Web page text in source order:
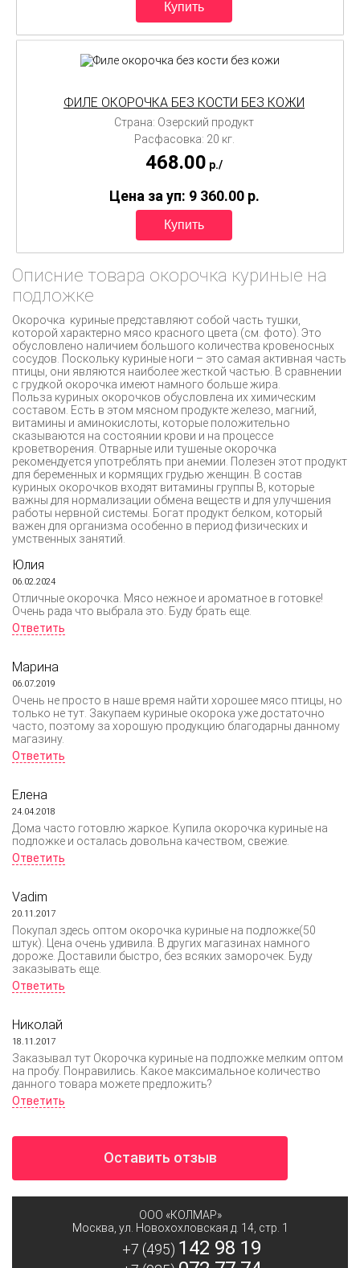
ФИЛЕ ОКОРОЧКА БЕЗ КОСТИ БЕЗ КОЖИ
Страна: Озерский продукт
Расфасовка: 20 кг.
468.00 p./
Цена за уп: 9 360.00 p.
Описние товара окорочка куриные на
подложке
Окорочка куриные представляют собой часть тушки,
которой характерно мясо красного цвета (см. фото). Это
обусловлено наличием большого количества кровеносных
сосудов. Поскольку куриные ноги – это самая активная часть
птицы, они являются наиболее жесткой частью. В сравнении
с грудкой окорочка имеют намного больше жира.
Польза куриных окорочков обусловлена их химическим
составом. Есть в этом мясном продукте железо, магний,
витамины и аминокислоты, которые положительно
сказываются на состоянии крови и на процессе
кроветворения. Отварные или тушеные окорочка
рекомендуется употреблять при анемии. Полезен этот продукт
для беременных и кормящих грудью женщин. В состав
куриных окорочков входят витамины группы В, которые
важны для нормализации обмена веществ и для улучшения
работы нервной системы. Богат продукт белком, который
важен для организма особенно в период физических и
умственных занятий.
Юлия
06.02.2024
Отличные окорочка. Мясо нежное и ароматное в готовке!
Очень рада что выбрала это. Буду брать еще.
Ответить
Марина
06.07.2019
Очень не просто в наше время найти хорошее мясо птицы, но
только не тут. Закупаем куриные окорока уже достаточно
часто, поэтому за хорошую продукцию благодарны данному
магазину.
Ответить
Елена
24.04.2018
Дома часто готовлю жаркое. Купила окорочка куриные на
подложке и осталась довольна качеством, свежие.
Ответить
Vadim
20.11.2017
Покупал здесь оптом окорочка куриные на подложке(50
штук). Цена очень удивила. В других магазинах намного
дороже. Доставили быстро, без всяких заморочек. Буду
заказывать еще.
Ответить
Николай
18.11.2017
Заказывал тут Окорочка куриные на подложке мелким оптом
на пробу. Понравились. Какое максимальное количество
данного товара можете предложить?
Ответить
Оставить отзыв
ООО «КОЛМАР»
Москва, ул. Новохохловская д. 14, стр. 1
+7 (495) 142 98 19